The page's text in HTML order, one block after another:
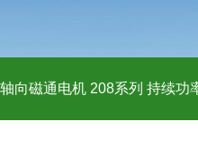
向磁通电机 208系列 持续功